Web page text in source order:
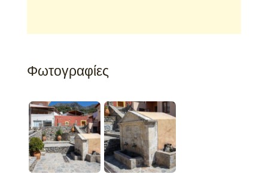
Φωτογραφίες